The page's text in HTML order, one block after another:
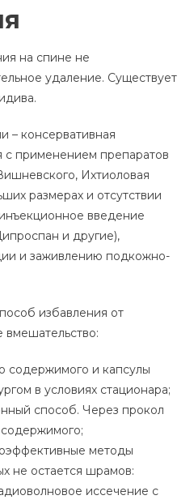
на спине не
удаление. Существует
– консервативная
с применением препаратов
Ихтиоловая
размерах и отсутствии
введение
и другие),
и заживлению подкожно-
избавления от
вмешательство:
содержимого и капсулы
в условиях стационара;
способ. Через прокол
методы
не остается шрамов:
иссечение с